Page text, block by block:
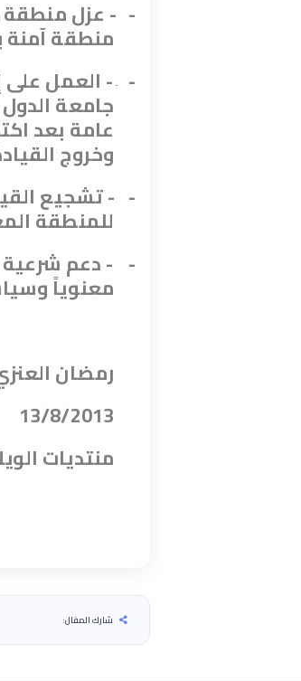
- - عزل منطقة
منطقة آمنة
-
-- العمل على
جامعة
عامة بعد
وخروج
- - تشجيع
للمنطقة
- - دعم شرعية
معنوياً
رمضان
13/8/2013
منتديات
شارك المقال: